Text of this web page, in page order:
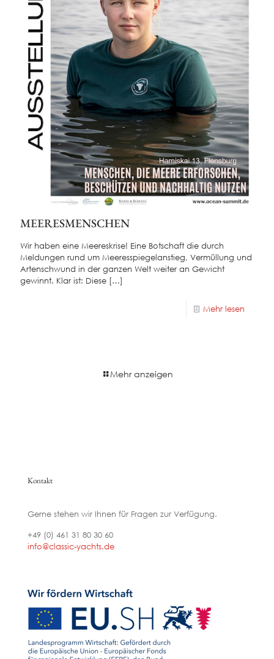
MEERESMENSCHEN
Wir haben eine Meereskrise! Eine Botschaft die durch
Meldungen rund um Meeresspiegelanstieg, Vermüllung und
Artenschwund in der ganzen Welt weiter an Gewicht
gewinnt. Klar ist: Diese […]
Mehr lesen
Mehr anzeigen
Kontakt
Gerne stehen wir Ihnen für Fragen zur Verfügung.
+49 (0) 461 31 80 30 60
info@classic-yachts.de